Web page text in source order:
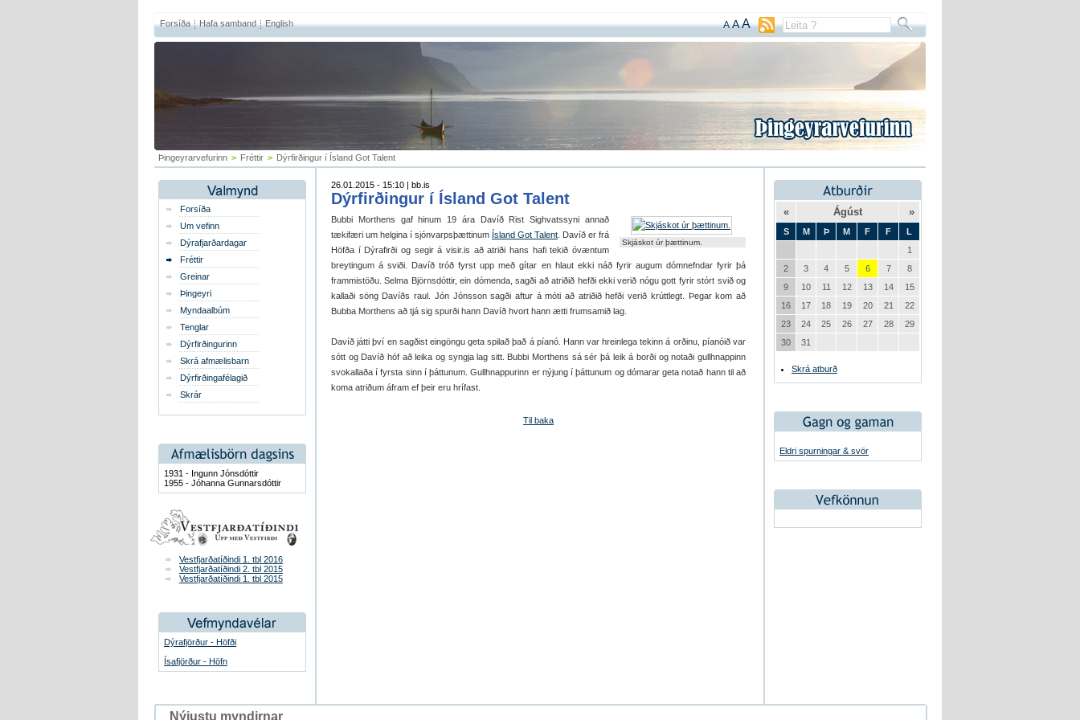
Forsíða Hafa samband English A AA
Þingeyrarvefurinn > Fréttir > Dýrfirðingur í Ísland Got Talent
Forsíða
Um vefinn
Dýrafjarðardagar
Fréttir
Greinar
Þingeyri
Myndaalbúm
Tenglar
Dýrfirðingurinn
Skrá afmælisbarn
Dýrfirðingafélagið
Skrár
1931 - Ingunn Jónsdóttir
1955 - Jóhanna Gunnarsdóttir
Vestfjarðatíðindi 1. tbl 2016
Vestfjarðatíðindi 2. tbl 2015
Vestfjarðatíðindi 1. tbl 2015
Dýrafjörður - Höfði
Ísafjörður - Höfn
26.01.2015 - 15:10 | bb.is
Dýrfirðingur í Ísland Got Talent
Skjáskot úr þættinum.
Bubbi Morthens gaf hinum 19 ára Davíð Rist Sighvatssyni annað
tækifæri um helgina í sjónvarpsþættinum Ísland Got Talent . Davíð er frá
Höfða í Dýrafirði og segir á visir.is að atriði hans hafi tekið óvæntum
breytingum á sviði. Davíð tróð fyrst upp með gítar en hlaut ekki náð fyrir augum dómnefndar fyrir þá
frammistöðu. Selma Björnsdóttir, ein dómenda, sagði að atriðið hefði ekki verið nógu gott fyrir stórt svið og
kallaði söng Davíðs raul. Jón Jónsson sagði aftur á móti að atriðið hefði verið krúttlegt. Þegar kom að
Bubba Morthens að tjá sig spurði hann Davíð hvort hann ætti frumsamið lag.
Davíð játti því en sagðist eingöngu geta spilað það á píanó. Hann var hreinlega tekinn á orðinu, píanóið var
sótt og Davíð hóf að leika og syngja lag sitt. Bubbi Morthens sá sér þá leik á borði og notaði gullhnappinn
svokallaða í fyrsta sinn í þáttunum. Gullhnappurinn er nýjung í þáttunum og dómarar geta notað hann til að
koma atriðum áfram ef þeir eru hrífast.
Til baka
« Ágúst »
S M Þ M F F
L
1
2
3 4 5 6 7
8
9
10 11 12 13 14
15
16
17 18 19 20 21
22
23
24 25 26 27 28
29
30
31
Skrá atburð
Eldri spurningar & svör
Nýjustu myndirnar